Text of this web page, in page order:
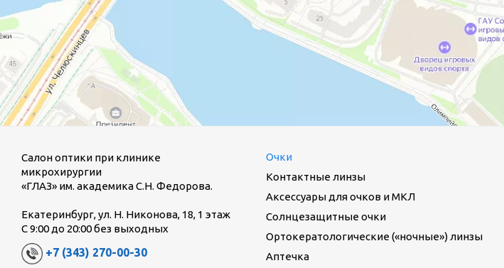
Салон оптики при клинике
микрохирургии
«ГЛАЗ» им. академика С.Н. Федорова.
Екатеринбург, ул. Н. Никонова, 18, 1 этаж
С 9:00 до 20:00 без выходных
+7 (343) 270-00-30
Очки
Контактные линзы
Аксессуары для очков и МКЛ
Солнцезащитные очки
Ортокератологические («ночные») линзы
Аптечка